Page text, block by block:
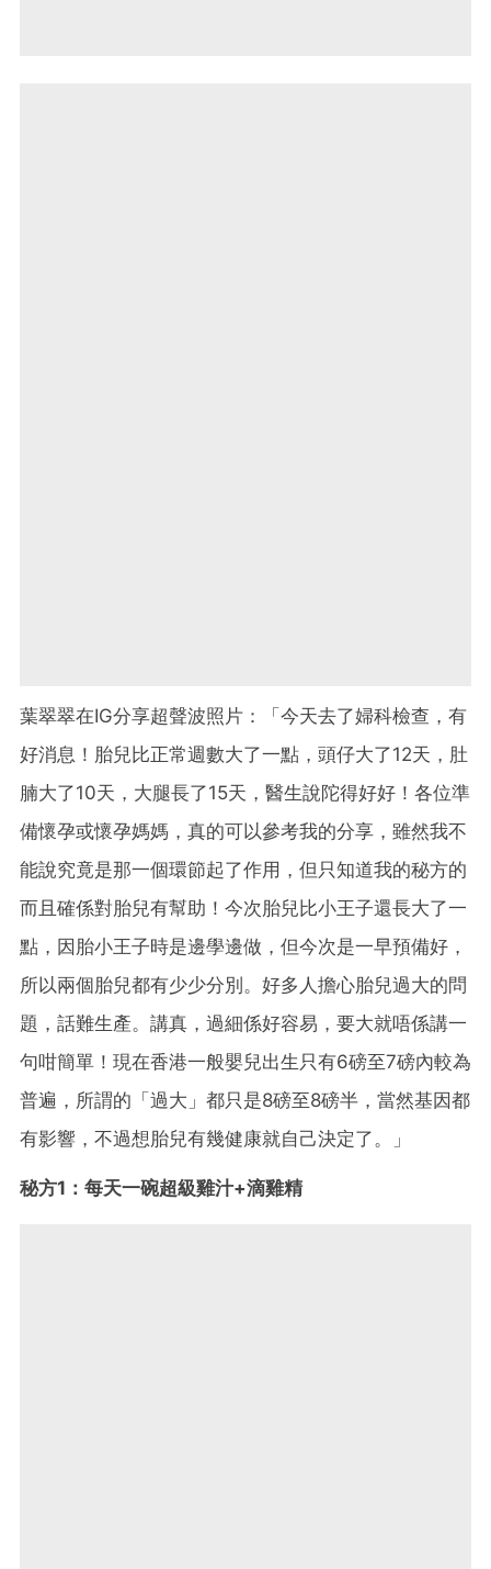
葉翠翠在IG分享超聲波照片：「今天去了婦科檢查，有
好消息！胎兒比正常週數大了一點，頭仔大了12天，肚
腩大了10天，大腿長了15天，醫生說陀得好好！各位準
備懷孕或懷孕媽媽，真的可以參考我的分享，雖然我不
能說究竟是那一個環節起了作用，但只知道我的秘方的
而且確係對胎兒有幫助！今次胎兒比小王子還長大了一
點，因胎小王子時是邊學邊做，但今次是一早預備好，
所以兩個胎兒都有少少分別。好多人擔心胎兒過大的問
題，話難生產。講真，過細係好容易，要大就唔係講一
句咁簡單！現在香港一般嬰兒出生只有6磅至7磅內較為
普遍，所謂的「過大」都只是8磅至8磅半，當然基因都
有影響，不過想胎兒有幾健康就自己決定了。」
秘方1：每天一碗超級雞汁+滴雞精